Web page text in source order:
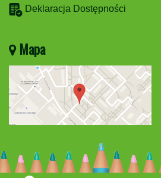
Deklaracja Dostępności
Mapa